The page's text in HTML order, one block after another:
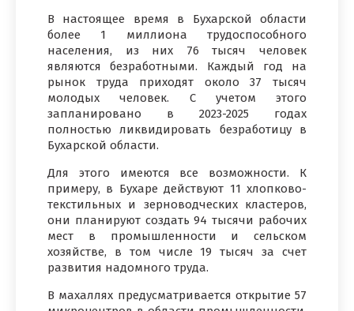
В настоящее время в Бухарской области
более 1 миллиона трудоспособного
населения, из них 76 тысяч человек
являются безработными. Каждый год на
рынок труда приходят около 37 тысяч
молодых человек. С учетом этого
запланировано в 2023-2025 годах
полностью ликвидировать безработицу в
Бухарской области.
Для этого имеются все возможности. К
примеру, в Бухаре действуют 11 хлопково-
текстильных и зерноводческих кластеров,
они планируют создать 94 тысячи рабочих
мест в промышленности и сельском
хозяйстве, в том числе 19 тысяч за счет
развития надомного труда.
В махаллях предусматривается открытие 57